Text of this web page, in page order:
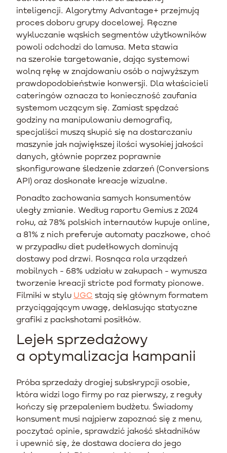
inteligencji. Algorytmy Advantage+ przejmują
proces doboru grupy docelowej. Ręczne
wykluczanie wąskich segmentów użytkowników
powoli odchodzi do lamusa. Meta stawia
na szerokie targetowanie, dając systemowi
wolną rękę w znajdowaniu osób o najwyższym
prawdopodobieństwie konwersji. Dla właścicieli
cateringów oznacza to konieczność zaufania
systemom uczącym się. Zamiast spędzać
godziny na manipulowaniu demografią,
specjaliści muszą skupić się na dostarczaniu
maszynie jak największej ilości wysokiej jakości
danych, głównie poprzez poprawnie
skonfigurowane śledzenie zdarzeń (Conversions
API) oraz doskonałe kreacje wizualne.
Ponadto zachowania samych konsumentów
uległy zmianie. Według raportu Gemius z 2024
roku, aż 78% polskich internautów kupuje online,
a 81% z nich preferuje automaty paczkowe, choć
w przypadku diet pudełkowych dominują
dostawy pod drzwi. Rosnąca rola urządzeń
mobilnych - 68% udziału w zakupach - wymusza
tworzenie kreacji stricte pod formaty pionowe.
Filmiki w stylu UGC stają się głównym formatem
przyciągającym uwagę, deklasując statyczne
grafiki z packshotami posiłków.
Lejek sprzedażowy
a optymalizacja kampanii
Próba sprzedaży drogiej subskrypcji osobie,
która widzi logo firmy po raz pierwszy, z reguły
kończy się przepaleniem budżetu. Świadomy
konsument musi najpierw zapoznać się z menu,
poczytać opinie, sprawdzić jakość składników
i upewnić się, że dostawa dociera do jego